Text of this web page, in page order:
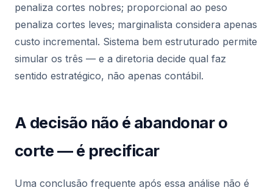
penaliza cortes nobres; proporcional ao peso
penaliza cortes leves; marginalista considera apenas
custo incremental. Sistema bem estruturado permite
simular os três — e a diretoria decide qual faz
sentido estratégico, não apenas contábil.
A decisão não é abandonar o
corte — é precificar
Uma conclusão frequente após essa análise não é